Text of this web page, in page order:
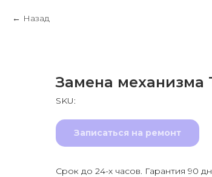
Назад
Замена механизма
SKU:
Записаться на ремонт
Срок до 24-х часов. Гарантия 90